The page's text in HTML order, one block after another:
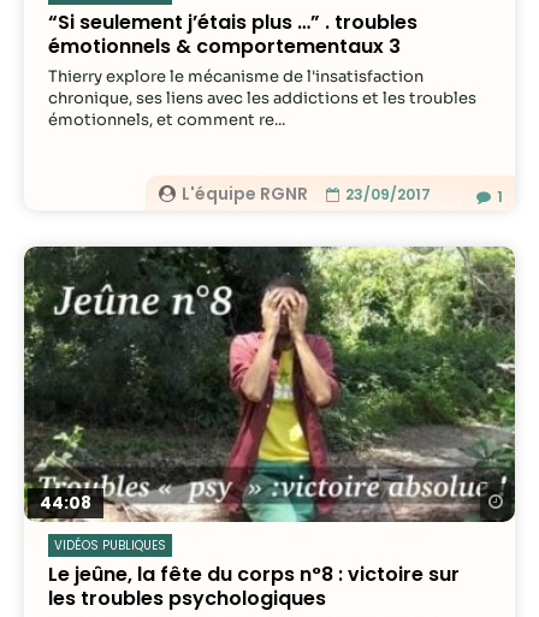
“Si seulement j’étais plus …” . troubles
émotionnels & comportementaux 3
L'équipe RGNR 23/09/2017
Thierry explore le mécanisme de l'insatisfaction
chronique, ses liens avec les addictions et les troubles
émotionnels, et comment re...
1
44:08
VIDÉOS PUBLIQUES
Le jeûne, la fête du corps n°8 : victoire sur
les troubles psychologiques